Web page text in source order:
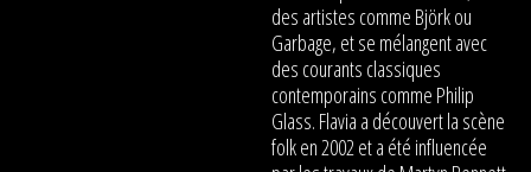
des artistes comme Björk ou
Garbage, et se mélangent avec
des courants classiques
contemporains comme Philip
Glass. Flavia a découvert la scène
folk en 2002 et a été influencée